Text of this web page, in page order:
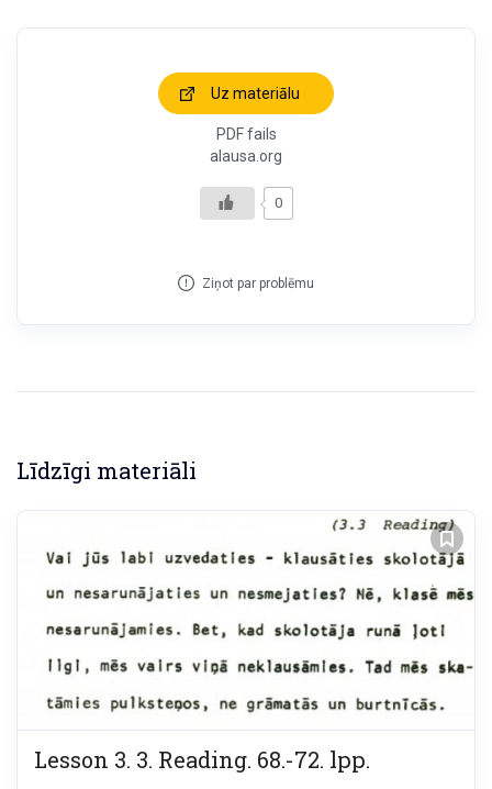
Uz materiālu
PDF fails
alausa.org
0
Ziņot par problēmu
Līdzīgi materiāli
Lesson 3. 3. Reading. 68.-72. lpp.